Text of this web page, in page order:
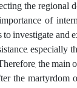
the regional
of
investigate
especially
the
the martyrdom